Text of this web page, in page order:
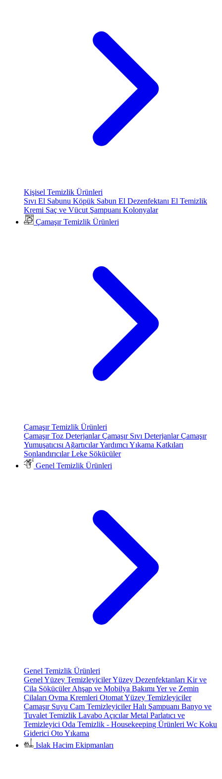
Kişisel Temizlik Ürünleri
Sıvı El Sabunu Köpük Sabun El Dezenfektanı El Temizlik
Kremi Saç ve Vücut Şampuanı Kolonyalar
Çamaşır Temizlik Ürünleri
Çamaşır Temizlik Ürünleri
Çamaşır Toz DeterjanlarÇamaşır Sıvı DeterjanlarÇamaşır
Yumuşatıcısı AğartıcılarYardımcı Yıkama Katkıları
SonlandırıcılarLeke Sökücüler
Genel Temizlik Ürünleri
Genel Temizlik Ürünleri
Genel Yüzey TemizleyicilerYüzey Dezenfektanları Kir ve
Cila SökücülerAhşap ve Mobilya Bakımı Yer ve Zemin
Cilaları Ovma Kremleri Otomat Yüzey Temizleyiciler
Çamaşır Suyu Cam TemizleyicilerHalı Şampuanı Banyo ve
Tuvalet Temizlik Lavabo AçıcılarMetal Parlatıcı ve
Temizleyici Oda Temizlik - Housekeeping Ürünleri Wc Koku
Giderici Oto Yıkama
Islak Hacim Ekipmanları